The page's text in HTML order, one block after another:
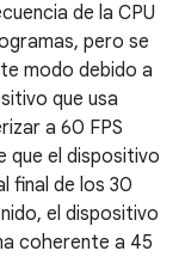
de la CPU
pero se
modo debido a
que usa
a 60 FPS
que el dispositivo
final de los 30
el dispositivo
coherente a 45